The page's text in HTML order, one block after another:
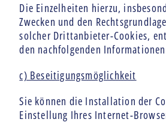
Die Einzelheiten hierzu,
Zwecken und den
solcher Drittanbieter-Cookies,
den nachfolgenden
c) Beseitigungsmöglichkeit
Sie können die Installation der
Einstellung Ihres Internet-